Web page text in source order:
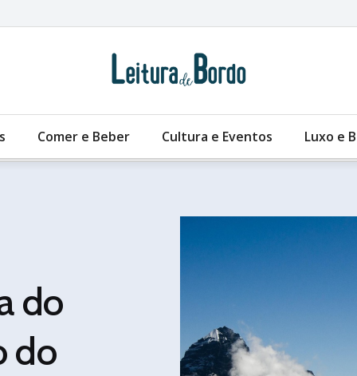
Comer e Beber Cultura e Eventos Luxo e
do
do